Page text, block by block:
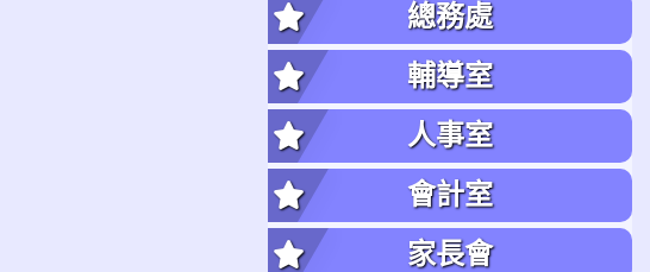
總務處
輔導室
人事室
會計室
家長會